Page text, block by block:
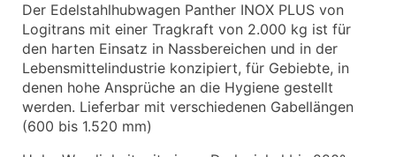
Der Edelstahlhubwagen Panther INOX PLUS von
Logitrans mit einer Tragkraft von 2.000 kg ist für
den harten Einsatz in Nassbereichen und in der
Lebensmittelindustrie konzipiert, für Gebiebte, in
denen hohe Ansprüche an die Hygiene gestellt
werden. Lieferbar mit verschiedenen Gabellängen
(600 bis 1.520 mm)